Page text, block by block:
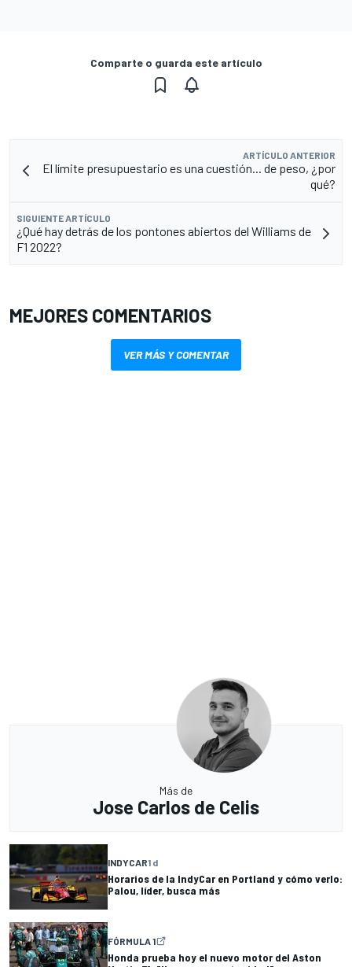
Comparte o guarda este artículo
ARTÍCULO ANTERIOR
El límite presupuestario es una cuestión... de peso, ¿por
qué?
SIGUIENTE ARTÍCULO
¿Qué hay detrás de los pontones abiertos del Williams de
F1 2022?
MEJORES COMENTARIOS
VER MÁS Y COMENTAR
Más de
Jose Carlos de Celis
INDYCAR1 d
Horarios de la IndyCar en Portland y cómo verlo:
Palou, líder, busca más
FÓRMULA 1
Honda prueba hoy el nuevo motor del Aston